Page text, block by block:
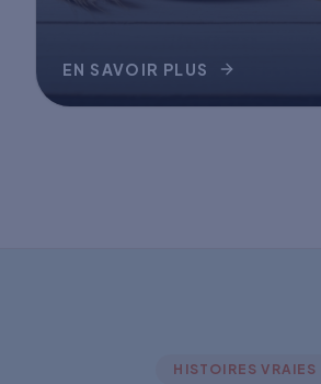
EN SAVOIR PLUS
HISTOIRES VRAIES